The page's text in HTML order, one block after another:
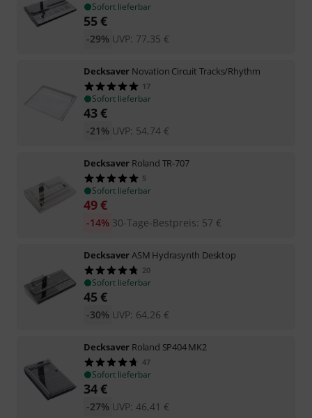
Sofort lieferbar
55€
UVP: 77,35 €
-29%
Decksaver Novation Circuit Tracks/Rhythm
17
Sofort lieferbar
43€
UVP: 54,74 €
-21%
Decksaver Roland TR-707
5
Sofort lieferbar
49€
30-Tage-Bestpreis: 57 €
-14%
DecksaverASM Hydrasynth Desktop
20
Sofort lieferbar
45€
UVP: 64,26 €
-30%
Decksaver Roland SP404 MK2
47
Sofort lieferbar
34€
UVP: 46,41 €
-27%